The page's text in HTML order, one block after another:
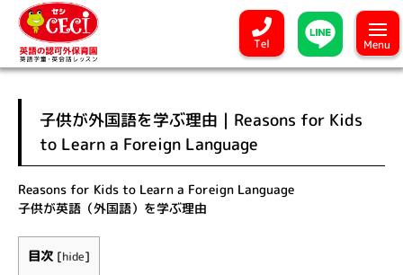
Menu
Tel
子供が外国語を学ぶ理由｜Reasons for Kids
to Learn a Foreign Language
Reasons for Kids to Learn a Foreign Language
子供が英語（外国語）を学ぶ理由
目次 [hide]